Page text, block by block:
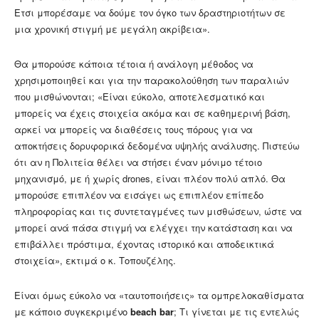
Eτσι μπορέσαμε να δούμε τον όγκο των δραστηριοτήτων σε
μια χρονική στιγμή με μεγάλη ακρίβεια».
Θα μπορούσε κάποια τέτοια ή ανάλογη μέθοδος να
χρησιμοποιηθεί και για την παρακολούθηση των παραλιών
που μισθώνονται; «Είναι εύκολο, αποτελεσματικό και
μπορείς να έχεις στοιχεία ακόμα και σε καθημερινή βάση,
αρκεί να μπορείς να διαθέσεις τους πόρους για να
αποκτήσεις δορυφορικά δεδομένα υψηλής ανάλυσης. Πιστεύω
ότι αν η Πολιτεία θέλει να στήσει έναν μόνιμο τέτοιο
μηχανισμό, με ή χωρίς drones, είναι πλέον πολύ απλό. Θα
μπορούσε επιπλέον να εισάγει ως επιπλέον επίπεδο
πληροφορίας και τις συντεταγμένες των μισθώσεων, ώστε να
μπορεί ανά πάσα στιγμή να ελέγχει την κατάσταση και να
επιβάλλει πρόστιμα, έχοντας ιστορικό και αποδεικτικά
στοιχεία», εκτιμά ο κ. Τοπουζέλης.
Είναι όμως εύκολο να «ταυτοποιήσεις» τα ομπρελοκαθίσματα
με κάποιο συγκεκριμένο beach bar; Τι γίνεται με τις εντελώς